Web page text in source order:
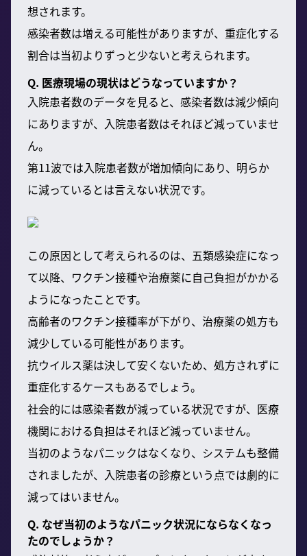
想されます。
感染者数は増える可能性がありますが、重症化する
割合は当初よりずっと少ないと考えられます。
Q. 医療現場の現状はどうなっていますか？
入院患者数のデータを見ると、感染者数は減少傾向
にありますが、入院患者数はそれほど減っていませ
ん。
第11波では入院患者数が増加傾向にあり、明らか
に減っているとは言えない状況です。
この原因として考えられるのは、五類感染症になっ
て以降、ワクチン接種や治療薬に自己負担がかかる
ようになったことです。
高齢者のワクチン接種率が下がり、治療薬の処方も
減少している可能性があります。
抗ウイルス薬は決して安くないため、処方されずに
重症化するケースもあるでしょう。
社会的には感染者数が減っている状況ですが、医療
機関における負担はそれほど減っていません。
当初のようなパニックはなくなり、システムも整備
されましたが、入院患者の診療という点では劇的に
減ってはいません。
Q. なぜ当初のようなパニック状況にならなくなっ
たのでしょうか？